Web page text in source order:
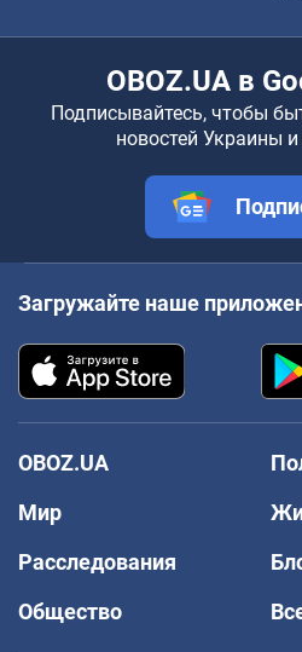
OBOZ.UA в
Подписывайтесь, чтобы
новостей Украины
Загружайте наше
OBOZ.UA
Мир
Расследования
Общество